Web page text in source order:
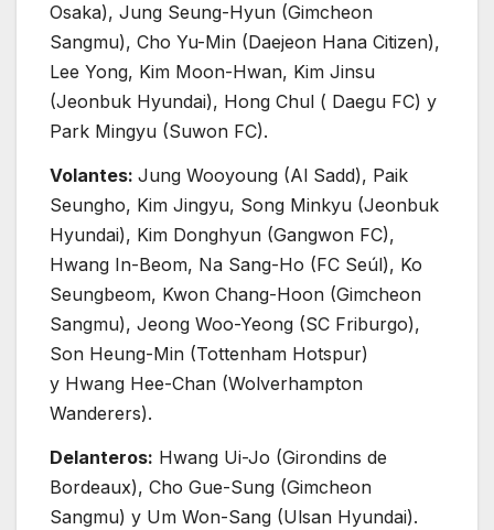
Osaka), Jung Seung-Hyun (Gimcheon
Sangmu), Cho Yu-Min (Daejeon Hana Citizen),
Lee Yong, Kim Moon-Hwan, Kim Jinsu
(Jeonbuk Hyundai), Hong Chul ( Daegu FC) y
Park Mingyu (Suwon FC).
Volantes: Jung Wooyoung (Al Sadd), Paik
Seungho, Kim Jingyu, Song Minkyu (Jeonbuk
Hyundai), Kim Donghyun (Gangwon FC),
Hwang In-Beom, Na Sang-Ho (FC Seúl), Ko
Seungbeom, Kwon Chang-Hoon (Gimcheon
Sangmu), Jeong Woo-Yeong (SC Friburgo),
Son Heung-Min (Tottenham Hotspur)
y Hwang Hee-Chan (Wolverhampton
Wanderers).
Delanteros: Hwang Ui-Jo (Girondins de
Bordeaux), Cho Gue-Sung (Gimcheon
Sangmu) y Um Won-Sang (Ulsan Hyundai).